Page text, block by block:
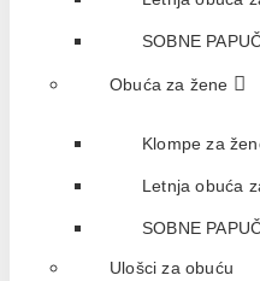
SOBNE
Obuća za žene
Klompe za
Letnja obuća
SOBNE
Ulošci za obuću